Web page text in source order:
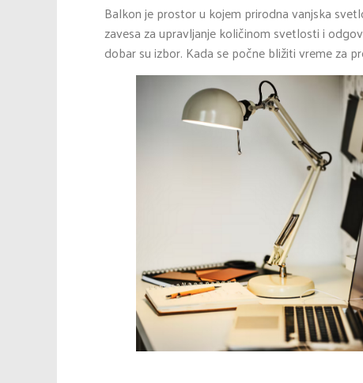
Balkon je prostor u kojem prirodna vanjska
zavesa za upravljanje količinom svetlosti i
dobar su izbor. Kada se počne bližiti vreme za